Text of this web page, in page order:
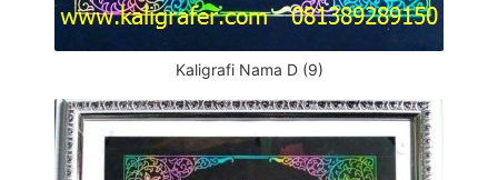
Kaligrafi Nama D (9)